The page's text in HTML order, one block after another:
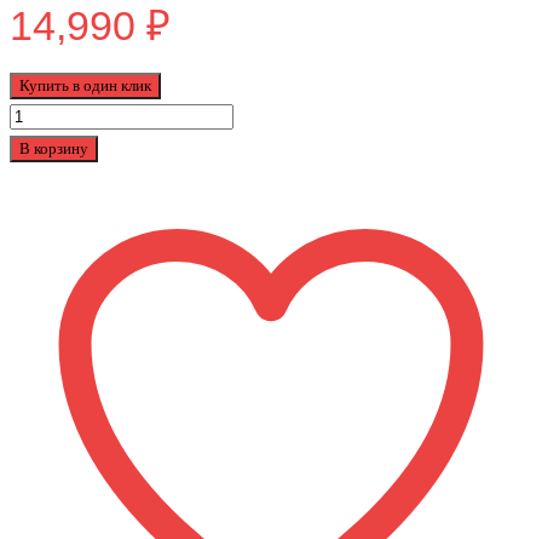
14,990 ₽
Купить в один клик
Количество
товара
В корзину